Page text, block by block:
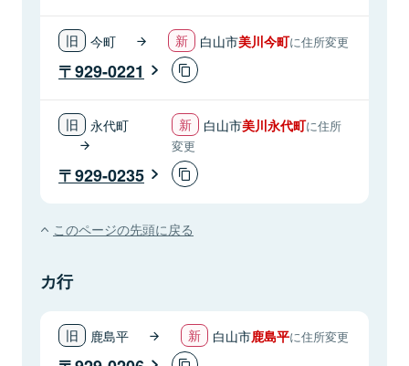
今町 白山市美川今町に住所変更
929-0221
永代町 白山市美川永代町に住所
変更
929-0235
このページの先頭に戻る
カ行
鹿島平 白山市鹿島平に住所変更